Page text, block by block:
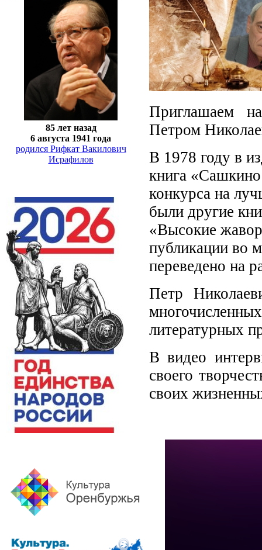
85 лет назад
6 августа 1941 года
родился Рифкат Вакилович
Исрафилов
Приглашаем
Петром
В 1978 году в
книга
конкурса на
были другие
«Высокие
публикации во
переведено на
Петр
литературных
В видео
своего
своих